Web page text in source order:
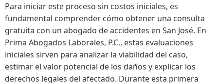
Para iniciar este proceso sin costos iniciales, es
fundamental comprender cómo obtener una consulta
gratuita con un abogado de accidentes en San José. En
Prima Abogados Laborales, P.C., estas evaluaciones
iniciales sirven para analizar la viabilidad del caso,
estimar el valor potencial de los daños y explicar los
derechos legales del afectado. Durante esta primera